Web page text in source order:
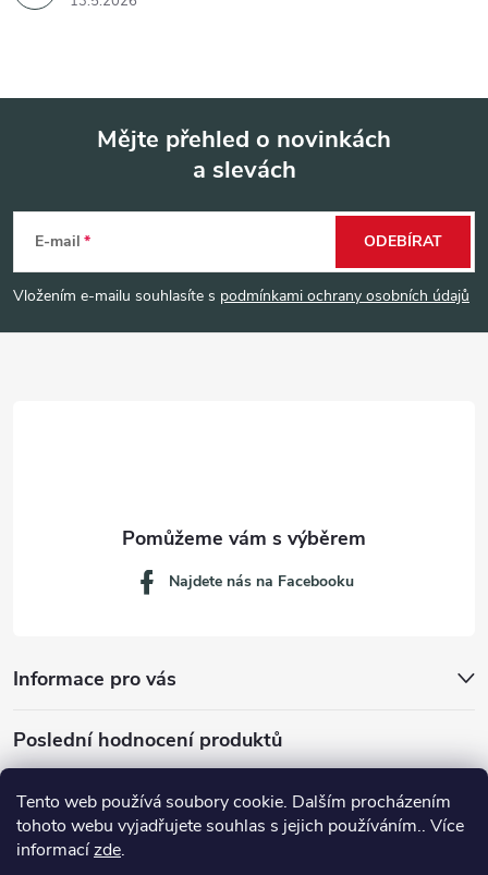
Tento web používá soubory cookie. Dalším procházením
tohoto webu vyjadřujete souhlas s jejich používáním.. Více
informacízde.
p
a
Mějte přehled o novinkách
a slevách
E-mail
Vložením e-mailu souhlasíte s podmínkami ochrany osobních údajů
ODEBÍRAT
Informace pro vás
Najdete nás na Facebooku
Poslední hodnocení produktů
Dávkovací lžička na mletou kávu 53132C8134